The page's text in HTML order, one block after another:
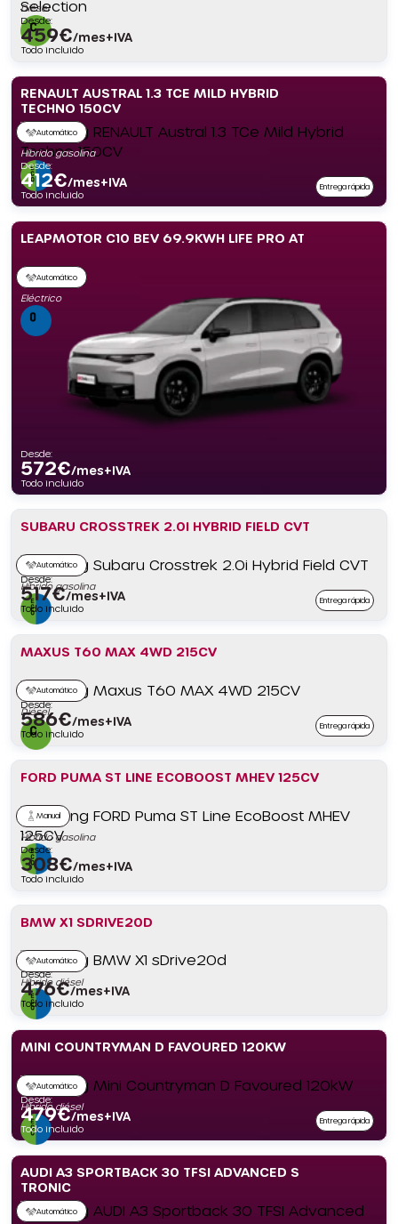
Diésel
Desde:
459€/mes+IVA
Todo incluido
RENAULT AUSTRAL 1.3 TCE MILD HYBRID
TECHNO 150CV
Automático
Híbrido gasolina
Desde:
412€/mes+IVA
Todo incluido
Entrega rápida
LEAPMOTOR C10 BEV 69.9KWH LIFE PRO AT
Automático
Eléctrico
Desde:
572€/mes+IVA
Todo incluido
SUBARU CROSSTREK 2.0I HYBRID FIELD CVT
Automático
Híbrido gasolina
Desde:
517€/mes+IVA
Todo incluido
Entrega rápida
MAXUS T60 MAX 4WD 215CV
Automático
Diésel
Desde:
586€/mes+IVA
Todo incluido
Entrega rápida
FORD PUMA ST LINE ECOBOOST MHEV 125CV
Manual
Híbrido gasolina
Desde:
308€/mes+IVA
Todo incluido
BMW X1 SDRIVE20D
Automático
Híbrido diésel
Desde:
476€/mes+IVA
Todo incluido
MINI COUNTRYMAN D FAVOURED 120KW
Automático
Híbrido diésel
Desde:
479€/mes+IVA
Todo incluido
Entrega rápida
AUDI A3 SPORTBACK 30 TFSI ADVANCED S
TRONIC
Automático